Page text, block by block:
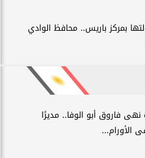
بمركز باريس.. محافظ الوادي
نهى فاروق أبو الوفا.. مديرًا
الأورام...